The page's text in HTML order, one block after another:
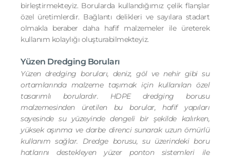
birleştirmekteyiz. Borularda kullandığımız çelik flanşlar
özel üretimlerdir. Bağlantı delikleri ve sayılara stadart
olmakla beraber daha hafif malzemeler ile üreterek
kullanım kolaylığı oluşturabilmekteyiz.
Yüzen Dredging Boruları
Yüzen dredging boruları, deniz, göl ve nehir gibi su
ortamlarında malzeme taşımak için kullanılan özel
tasarımlı borulardır. HDPE dredging borusu
malzemesinden üretilen bu borular, hafif yapıları
sayesinde su yüzeyinde dengeli bir şekilde kalırken,
yüksek aşınma ve darbe direnci sunarak uzun ömürlü
kullanım sağlar. Dredge borusu, su üzerindeki boru
hatlarını destekleyen yüzer ponton sistemleri ile